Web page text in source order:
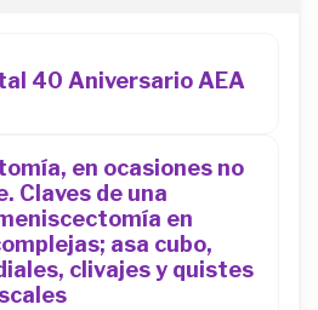
40 Aniversario AEA
en ocasiones no
Claves de una
en
asa cubo,
clivajes y quistes